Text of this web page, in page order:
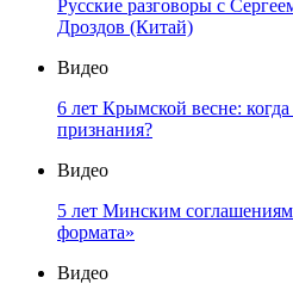
Русские разговоры с
Дроздов (Китай)
Видео
6 лет Крымской весне:
признания?
Видео
5 лет Минским
формата»
Видео